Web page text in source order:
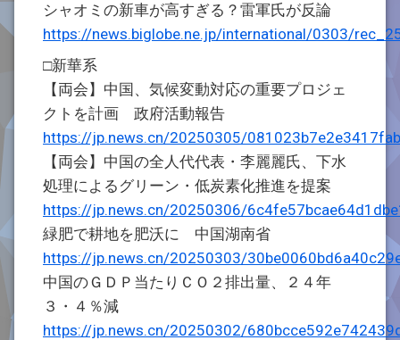
シャオミの新車が高すぎる？雷軍氏が反論
https://news.biglobe.ne.jp/international/0303/
□新華系
【両会】中国、気候変動対応の重要プロジェ
クトを計画 政府活動報告
https://jp.news.cn/20250305/
【両会】中国の全人代代表・李麗麗氏、下水
処理によるグリーン・低炭素化推進を提案
https://jp.news.cn/20250306/
緑肥で耕地を肥沃に 中国湖南省
https://jp.news.cn/20250303/
中国のＧＤＰ当たりＣＯ２排出量、２４年
３・４％減
https://jp.news.cn/20250302/